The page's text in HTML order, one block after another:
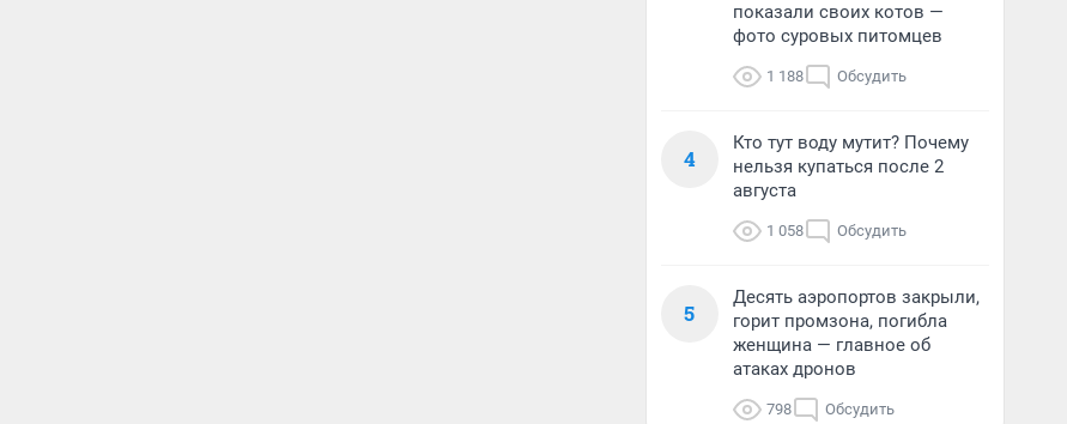
показали своих котов —
фото суровых питомцев
1 188 Обсудить
4
Кто тут воду мутит? Почему
нельзя купаться после 2
августа
1 058 Обсудить
5
Десять аэропортов закрыли,
горит промзона, погибла
женщина — главное об
атаках дронов
798 Обсудить